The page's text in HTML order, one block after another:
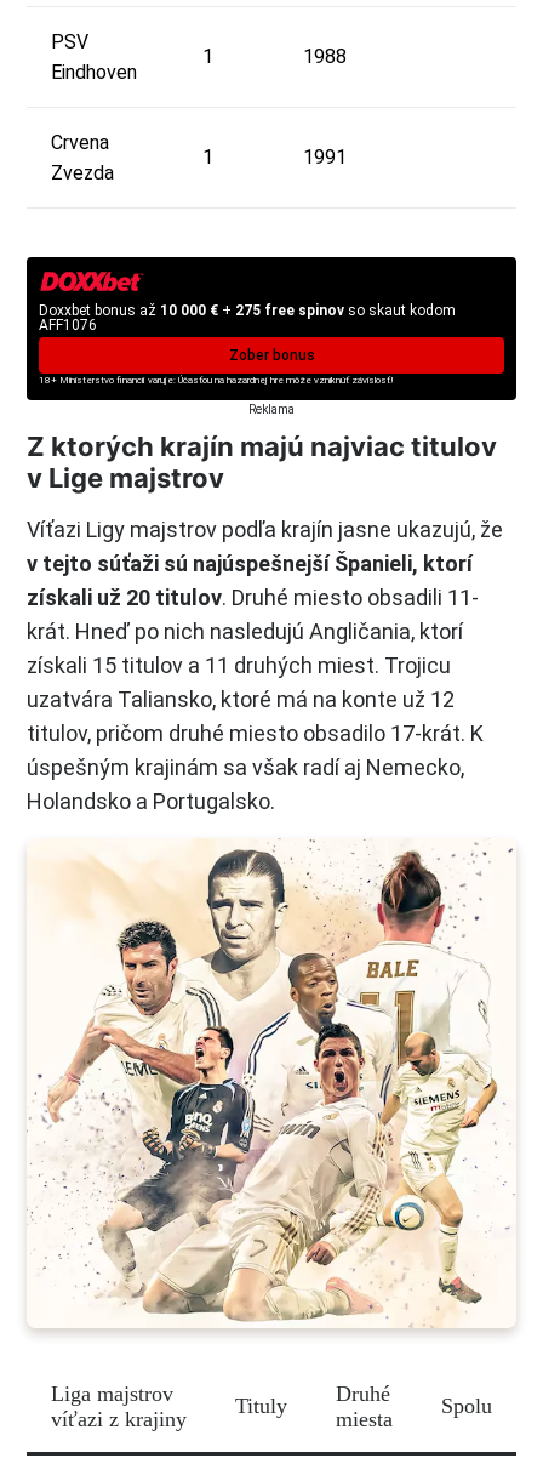
PSV
Eindhoven
1 1988
Crvena
Zvezda
1 1991
Doxxbet bonus až 10 000 € + 275 free spinov so skaut kodom
AFF1076
Zober bonus
18+ Ministerstvo financií varuje: Účasťou na hazardnej hre môže vzniknúť závislosť!
Reklama
Z ktorých krajín majú najviac titulov
v Lige majstrov
Víťazi Ligy majstrov podľa krajín jasne ukazujú, že
v tejto súťaži sú najúspešnejší Španieli, ktorí
získali už 20 titulov. Druhé miesto obsadili 11-
krát. Hneď po nich nasledujú Angličania, ktorí
získali 15 titulov a 11 druhých miest. Trojicu
uzatvára Taliansko, ktoré má na konte už 12
titulov, pričom druhé miesto obsadilo 17-krát. K
úspešným krajinám sa však radí aj Nemecko,
Holandsko a Portugalsko.
Liga majstrov
víťazi z krajiny
Tituly
Druhé
miesta
Spolu